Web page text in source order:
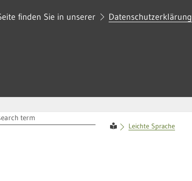
finden Sie in unserer Datenschutzerklärung
TERM
Leichte Sprache